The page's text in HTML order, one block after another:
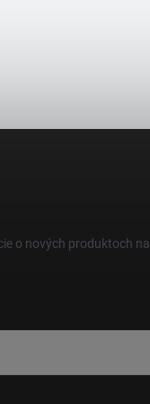
o nových produktoch na